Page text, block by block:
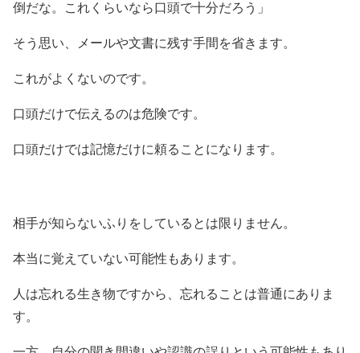
倒だな。これくらいなら口頭で十分だろう」
そう思い、メールや文書に残す手間を省きます。
これがよくないのです。
口頭だけで伝えるのは危険です。
口頭だけでは記憶だけに頼ることになります。
相手が知らないふりをしているとは限りません。
本当に覚えていない可能性もあります。
人は忘れる生き物ですから、忘れることは普通にありま
す。